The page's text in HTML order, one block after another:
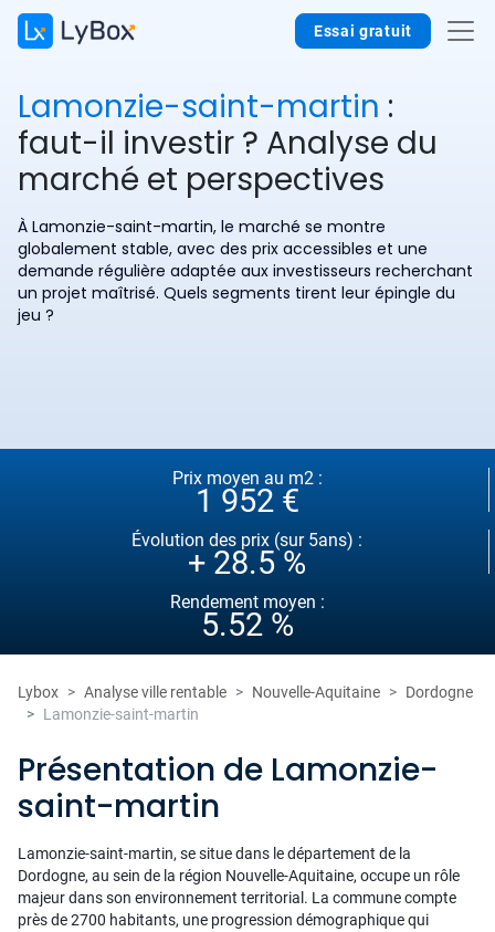
Essai gratuit
Lamonzie-saint-martin :
faut-il investir ? Analyse du
marché et perspectives
À Lamonzie-saint-martin, le marché se montre
globalement stable, avec des prix accessibles et une
demande régulière adaptée aux investisseurs recherchant
un projet maîtrisé. Quels segments tirent leur épingle du
jeu ?
Prix moyen au m2 :
1 952 €
Évolution des prix (sur 5ans) :
+ 28.5 %
Rendement moyen :
5.52 %
Lybox Analyse ville rentable Nouvelle-Aquitaine
Dordogne
Lamonzie-saint-martin
Présentation de Lamonzie-
saint-martin
Lamonzie-saint-martin, se situe dans le département de la
Dordogne, au sein de la région Nouvelle-Aquitaine, occupe un rôle
majeur dans son environnement territorial. La commune compte
près de 2700 habitants, une progression démographique qui